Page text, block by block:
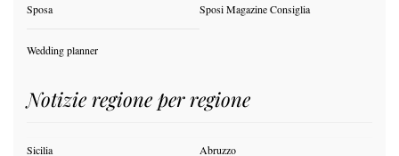
Sposa Sposi Magazine Consiglia
Wedding planner
Notizie regione per regione
Sicilia Abruzzo